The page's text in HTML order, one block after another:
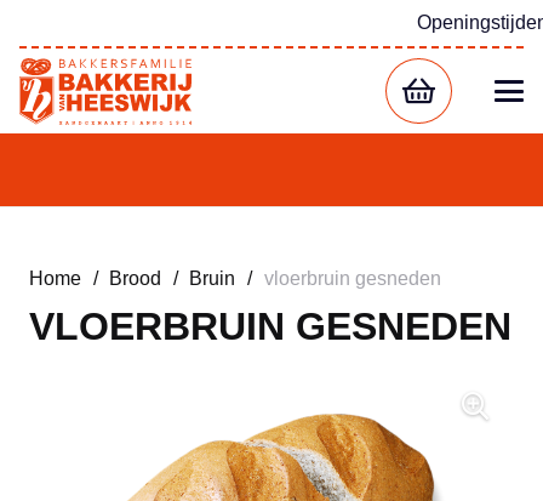
Home / Brood / Bruin / vloerbruin gesneden
VLOERBRUIN GESNEDEN